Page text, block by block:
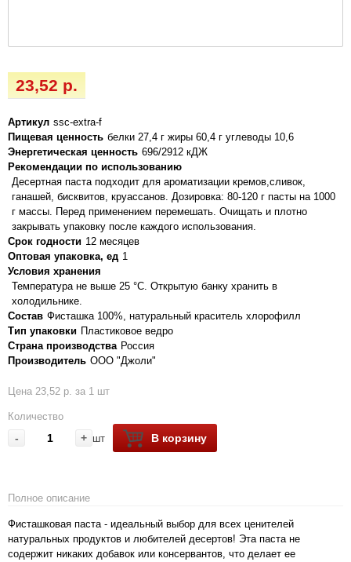
23,52 р.
Артикул ssc-extra-f
Пищевая ценность белки 27,4 г жиры 60,4 г углеводы 10,6
Энергетическая ценность 696/2912 кДЖ
Рекомендации по использованию
Десертная паста подходит для ароматизации кремов,сливок,
ганашей, бисквитов, круассанов. Дозировка: 80-120 г пасты на 1000
г массы. Перед применением перемешать. Очищать и плотно
закрывать упаковку после каждого использования.
Срок годности 12 месяцев
Оптовая упаковка, ед 1
Условия хранения
Температура не выше 25 °C. Открытую банку хранить в
холодильнике.
Состав Фисташка 100%, натуральный краситель хлорофилл
Тип упаковки Пластиковое ведро
Страна производства Россия
Производитель ООО "Джоли"
Цена 23,52 р. за 1 шт
Количество
- + шт В корзину
Полное описание
Фисташковая паста - идеальный выбор для всех ценителей
натуральных продуктов и любителей десертов! Эта паста не
содержит никаких добавок или консервантов, что делает ее